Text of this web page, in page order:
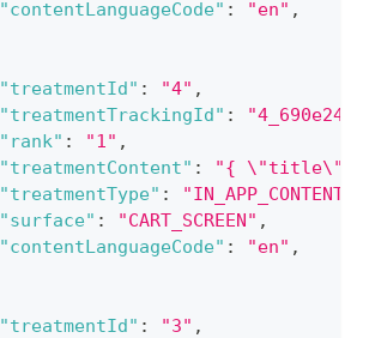
"contentLanguageCode" : "en" ,
"treatmentId" : "4" ,
"treatmentTrackingId" :
"rank" : "1" ,
"treatmentContent" :
"{ \"title\":
"treatmentType" :
"surface" : "CART_SCREEN" ,
"contentLanguageCode" : "en" ,
"treatmentId" : "3" ,